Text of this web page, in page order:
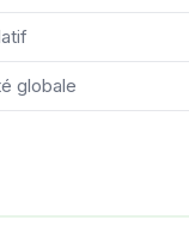
globale